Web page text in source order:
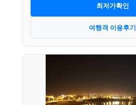
최저가확인
여행객 이용후기